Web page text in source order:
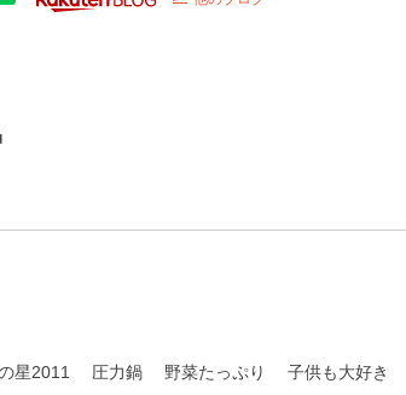
星2011 圧力鍋 野菜たっぷり 子供も大好き